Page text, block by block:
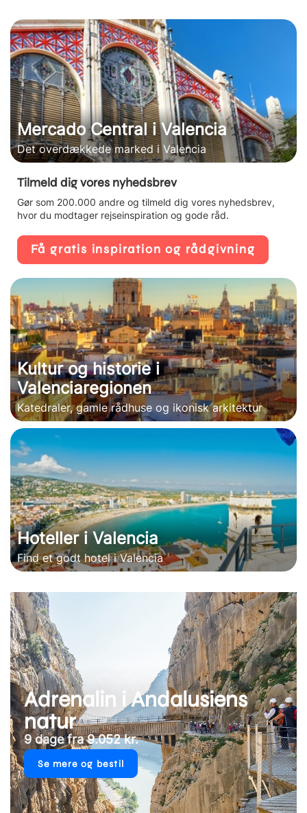
Mercado Central i Valencia
Det overdækkede marked i Valencia
Tilmeld dig vores nyhedsbrev
Gør som 200.000 andre og tilmeld dig vores nyhedsbrev,
hvor du modtager rejseinspiration og gode råd.
Få gratis inspiration og rådgivning
Kultur og historie i
Valenciaregionen
Katedraler, gamle rådhuse og ikonisk arkitektur
Hoteller i Valencia
Find et godt hotel i Valencia
Adrenalin i Andalusiens
natur
9 dage fra 9.052 kr.
Se mere og bestil